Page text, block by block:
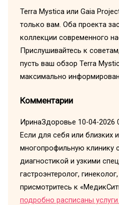
Terra Mystica или Gaia
только вам. Оба проекта
коллекции современного
Прислушивайтесь к
пусть ваш обзор Terra
максимально
Комментарии
ИринаЗдоровье 10-04-2026
Если для себя или близких
многопрофильную клинику
диагностикой и узкими
гастроэнтеролог,
присмотритесь к
подробно расписаны